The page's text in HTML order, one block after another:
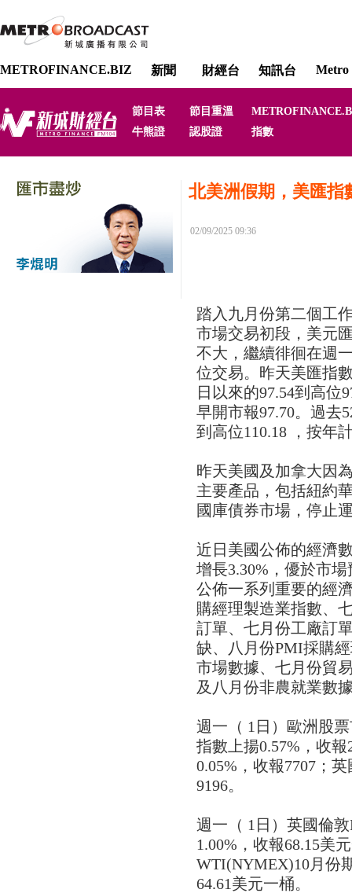
METROFINANCE.BIZ 新聞 財經台 知訊台 Metro
節目表 節目重溫
牛熊證
認股證 指數
北美洲假期，美匯指
02/09/2025 09:36
踏入九月份第二個工
市場交易初段，美元
不大，繼續徘徊在週
位交易。昨天美匯指
日以來的97.54到高位
早開市報97.70。過去
到高位110.18 ，按年
昨天美國及加拿大因
主要產品，包括紐約
國庫債券市場，停止
近日美國公佈的經濟
增長3.30%，優於市
公佈一系列重要的經
購經理製造業指數、
訂單、七月份工廠訂
缺、八月份PMI採購
市場數據、七月份貿
及八月份非農就業數
週一（ 1日）歐洲股
指數上揚0.57%，收
0.05%，收報7707；
9196。
週一（ 1日）英國倫
1.00%，收報68.15美
WTI(NYMEX)10月份
64.61美元一桶。